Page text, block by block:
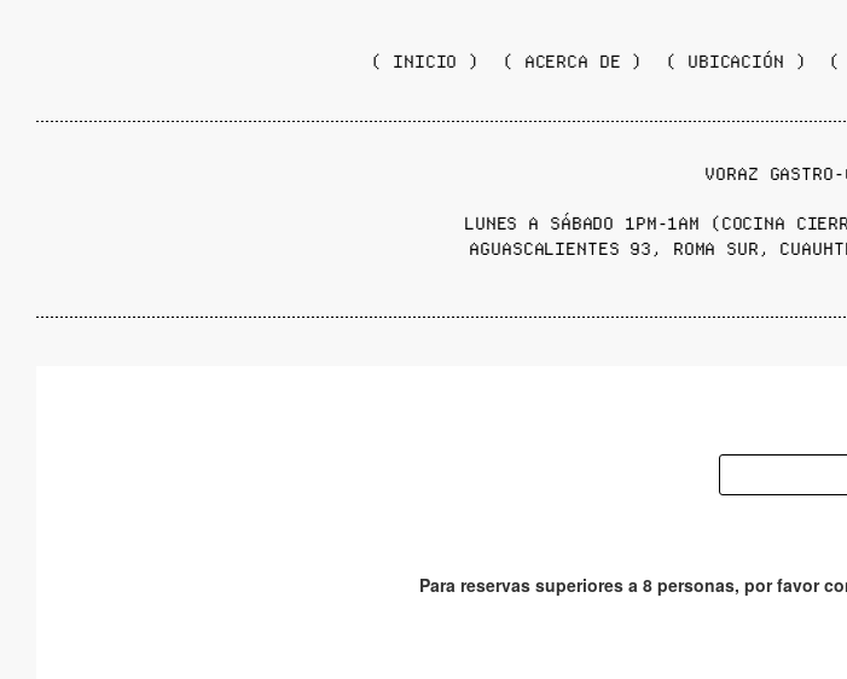
( INICIO ) ( ACERCA DE ) ( UBICACIÓN ) (
VORAZ
LUNES A SÁBADO 1PM-1AM (COCINA
AGUASCALIENTES 93, ROMA SUR,